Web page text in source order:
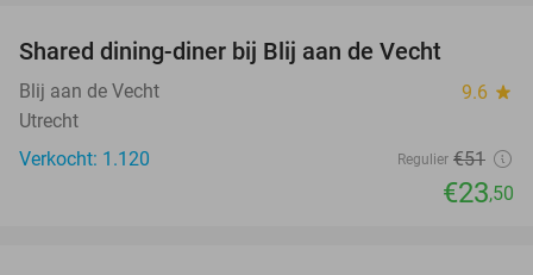
Shared dining-diner bij Blij aan de Vecht
Blij aan de Vecht 9.6 star
Utrecht
Verkocht: 1.120
Regulier €51
€23,50